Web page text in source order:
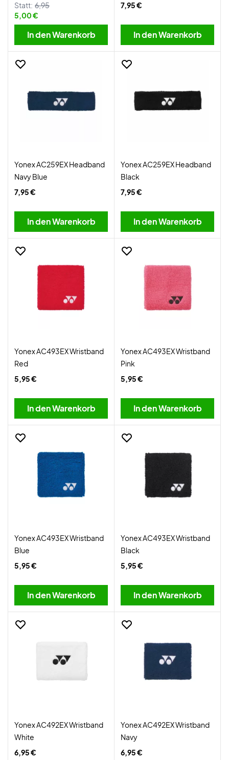
Statt: 6,95
5,00 €
In den Warenkorb
7,95 €
In den Warenkorb
Yonex AC259EX Headband
Navy Blue
7,95 €
In den Warenkorb
Yonex AC259EX Headband
Black
7,95 €
In den Warenkorb
Yonex AC493EX Wristband
Red
5,95 €
In den Warenkorb
Yonex AC493EX Wristband
Pink
5,95 €
In den Warenkorb
Yonex AC493EX Wristband
Blue
5,95 €
In den Warenkorb
Yonex AC493EX Wristband
Black
5,95 €
In den Warenkorb
Yonex AC492EX Wristband
White
6,95 €
Yonex AC492EX Wristband
Navy
6,95 €